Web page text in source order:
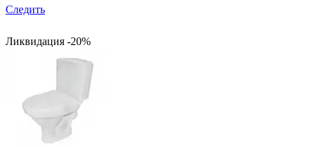
Следить
Ликвидация -20%